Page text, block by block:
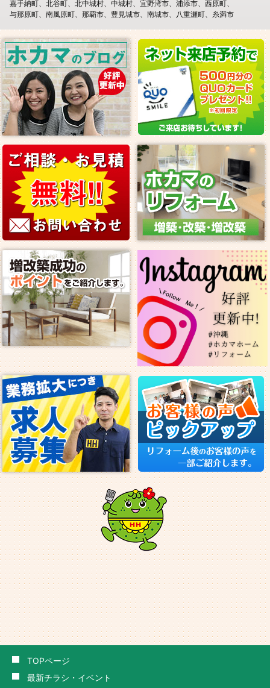
嘉手納町 北谷町 北中城村 中城村 宜野湾市 浦添市
西原町
与那原町
南風原町 那覇市 豊見城市 南城市 八重瀬町 糸満市
TOPページ
最新チラシ・イベント